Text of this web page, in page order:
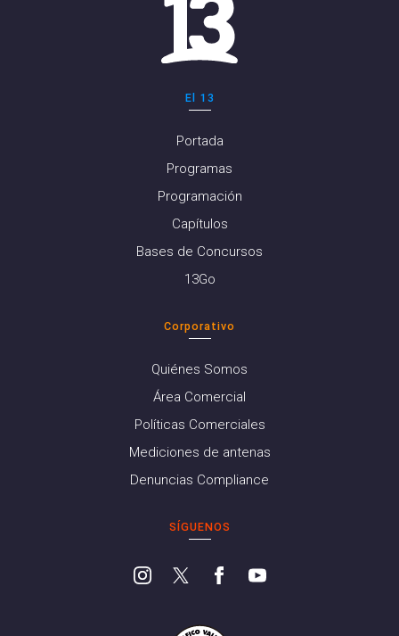
El 13
Portada
Programas
Programación
Capítulos
Bases de Concursos
13Go
Corporativo
Quiénes Somos
Área Comercial
Políticas Comerciales
Mediciones de antenas
Denuncias Compliance
SÍGUENOS